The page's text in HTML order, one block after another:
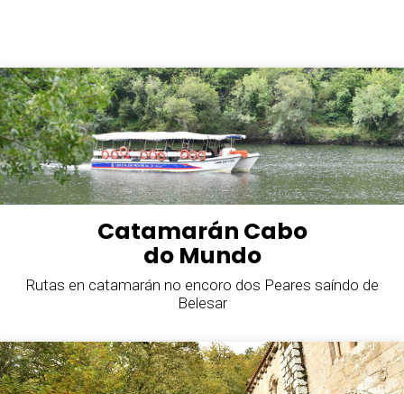
Catamarán Cabo
do Mundo
Rutas en catamarán no encoro dos Peares saíndo de
Belesar